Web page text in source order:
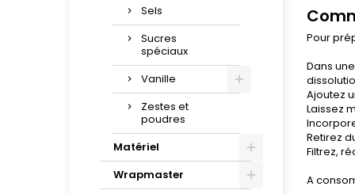
Sels
Sucres
spéciaux
Vanille
Zestes et
poudres
Matériel
Wrapmaster
Pour
Dans
Ajoutez
Laissez
Retirez
Filtrez,
A